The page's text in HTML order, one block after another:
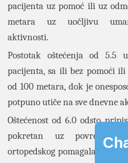
pacijenta uz pomoć ili uz
metara uz uočljivu
aktivnosti.
Postotak oštećenja od 5.5
pacijenta, sa ili bez pomoći
od 100 metara, dok je
potpuno utiče na sve dnevne
Oštećenost od 6.0 odsto
pokretan uz
ortopedskog pomagala, štapa,